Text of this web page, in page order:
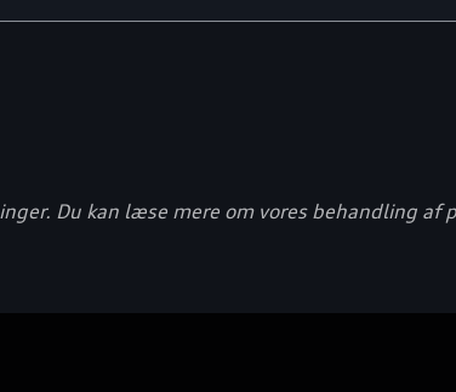
Du kan læse mere om vores behandling af